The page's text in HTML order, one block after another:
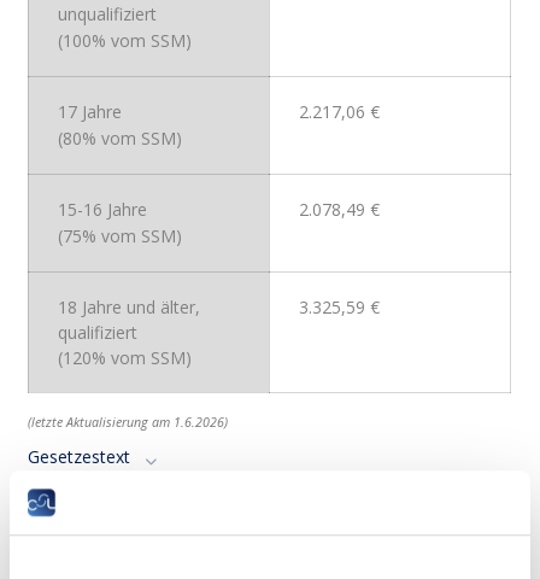
unqualifiziert
(100% vom SSM)
17 Jahre
(80% vom SSM)
2.217,06 €
15-16 Jahre
(75% vom SSM)
2.078,49 €
18 Jahre und älter,
qualifiziert
(120% vom SSM)
3.325,59 €
(letzte Aktualisierung am 1.6.2026)
Gesetzestext
Rechtsprechung